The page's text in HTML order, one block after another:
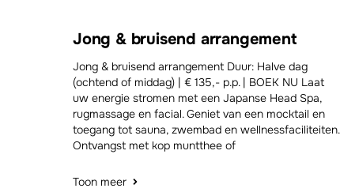
Jong & bruisend arrangement
Jong & bruisend arrangement Duur: Halve dag
(ochtend of middag) | € 135,- p.p. | BOEK NU Laat
uw energie stromen met een Japanse Head Spa,
rugmassage en facial. Geniet van een mocktail en
toegang tot sauna, zwembad en wellnessfaciliteiten.
Ontvangst met kop muntthee of
Toon meer